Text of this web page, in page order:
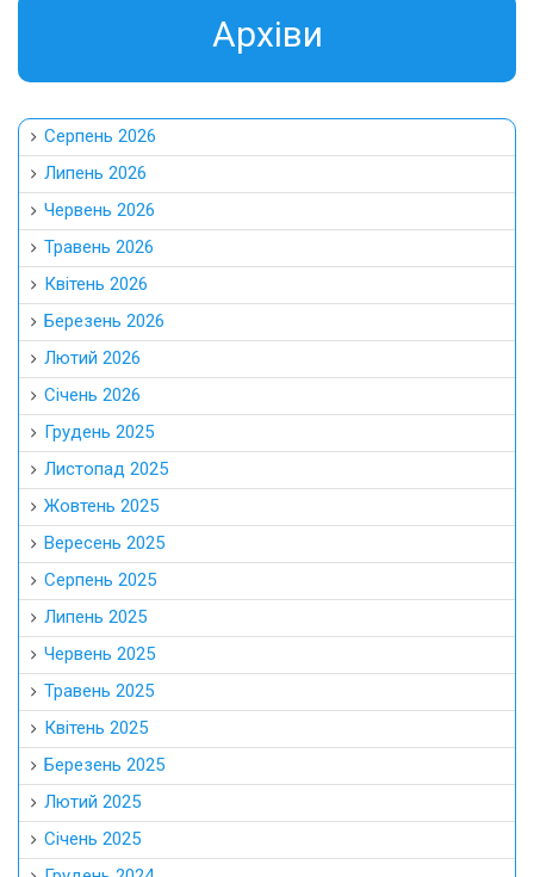
Aрхіви
Серпень 2026
Липень 2026
Червень 2026
Травень 2026
Квітень 2026
Березень 2026
Лютий 2026
Січень 2026
Грудень 2025
Листопад 2025
Жовтень 2025
Вересень 2025
Серпень 2025
Липень 2025
Червень 2025
Травень 2025
Квітень 2025
Березень 2025
Лютий 2025
Січень 2025